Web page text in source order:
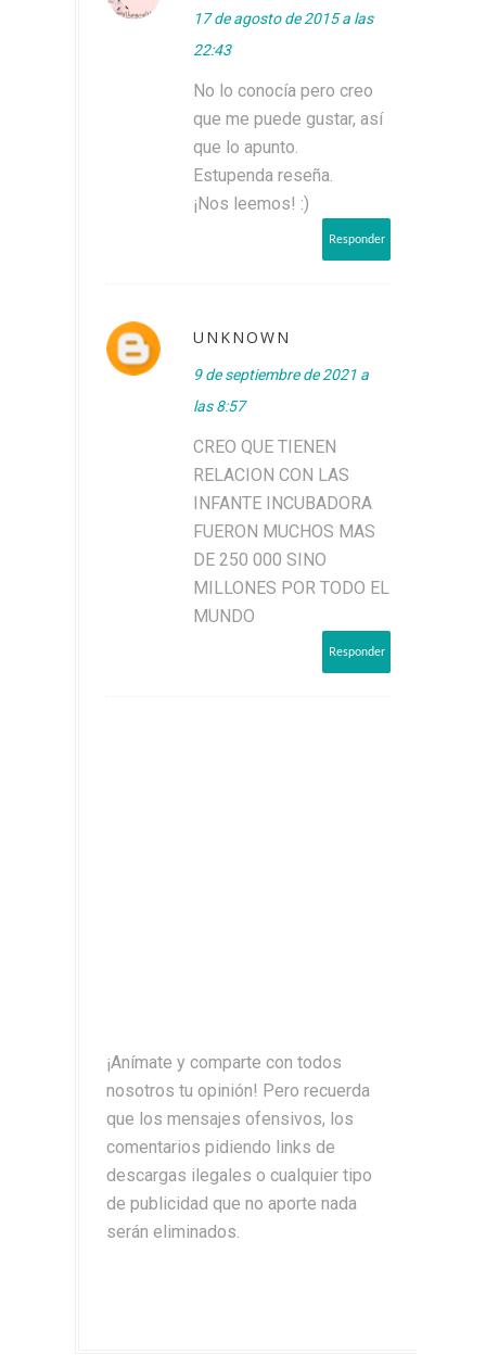
17 de agosto de 2015 a las
22:43
No lo conocía pero creo
que me puede gustar, así
que lo apunto.
Estupenda reseña.
¡Nos leemos! :)
Responder
UNKNOWN
9 de septiembre de 2021 a
las 8:57
CREO QUE TIENEN
RELACION CON LAS
INFANTE INCUBADORA
FUERON MUCHOS MAS
DE 250 000 SINO
MILLONES POR TODO EL
MUNDO
Responder
¡Anímate y comparte con todos
nosotros tu opinión! Pero recuerda
que los mensajes ofensivos, los
comentarios pidiendo links de
descargas ilegales o cualquier tipo
de publicidad que no aporte nada
serán eliminados.